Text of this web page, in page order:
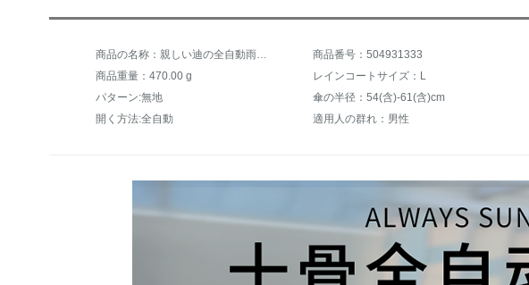
商品の名称：親しい迪の全自動雨傘のビジネスの男性の10骨折は大きいサイズの二人三つ折りの男女を重畳してから収めて固定の傘の10骨の自動-黒色をプラスします。 商品番号：504931333
商品重量：470.00 g
レインコートサイズ：L
パターン:無地
傘の半径：54(含)-61(含)cm
開く方法:全自動
適用人の群れ：男性